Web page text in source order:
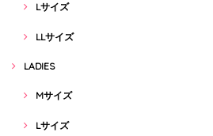
Lサイズ
LLサイズ
LADIES
Mサイズ
Lサイズ